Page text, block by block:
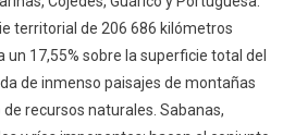
territorial de 206 686 kilómetros
17,55% sobre la superficie total del
de inmenso paisajes de montañas
recursos naturales. Sabanas,